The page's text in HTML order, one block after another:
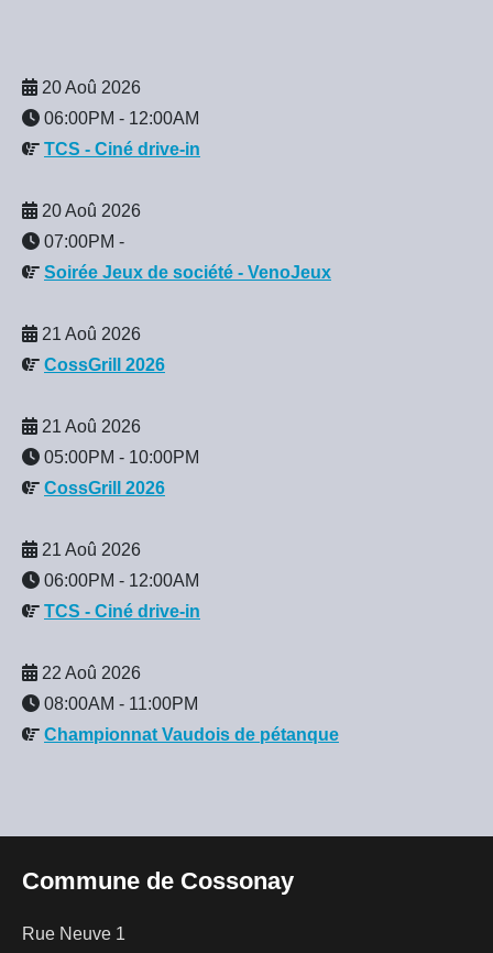
20 Aoû 2026
06:00PM - 12:00AM
TCS - Ciné drive-in
20 Aoû 2026
07:00PM -
Soirée Jeux de société - VenoJeux
21 Aoû 2026
CossGrill 2026
21 Aoû 2026
05:00PM - 10:00PM
CossGrill 2026
21 Aoû 2026
06:00PM - 12:00AM
TCS - Ciné drive-in
22 Aoû 2026
08:00AM - 11:00PM
Championnat Vaudois de pétanque
Commune de Cossonay
Rue Neuve 1